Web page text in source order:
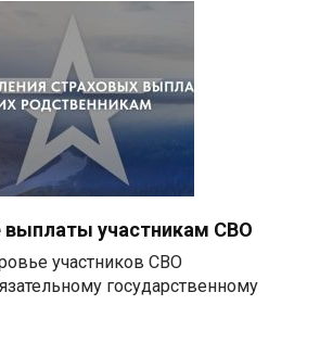
выплаты участникам СВО
участников СВО
государственному